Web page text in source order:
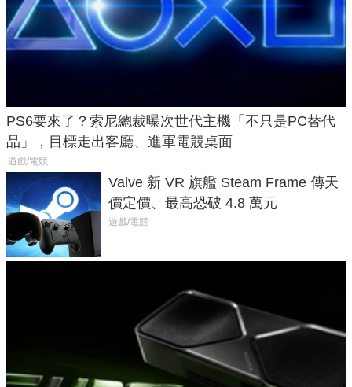
PS6要來了？索尼總裁曝次世代主機「不只是PC替代
品」，目標走出客廳、進軍電競桌面
遊戲/電競
Valve 新 VR 旗艦 Steam Frame 傳天
價定價、最高恐破 4.8 萬元
遊戲/電競